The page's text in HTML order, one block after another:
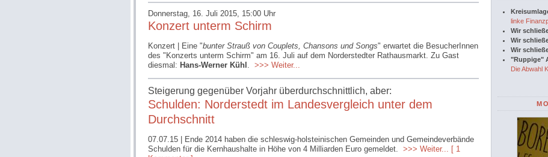
Donnerstag, 16. Juli 2015, 15:00 Uhr
Konzert unterm Schirm
Konzert | Eine "bunter Strauß von Couplets, Chansons und Songs" erwartet die BesucherInnen
des "Konzerts unterm Schirm" am 16. Juli auf dem Norderstedter Rathausmarkt. Zu Gast
diesmal: Hans-Werner Kühl . >>> Weiter...
Steigerung gegenüber Vorjahr überdurchschnittlich, aber:
Schulden: Norderstedt im Landesvergleich unter dem
Durchschnitt
07.07.15 | Ende 2014 haben die schleswig-holsteinischen Gemeinden und Gemeindeverbände
Schulden für die Kernhaushalte in Höhe von 4 Milliarden Euro gemeldet. >>> Weiter... [ 1
linke
Wir
Wir
Wir
"Ruppige"
Die Abwahl